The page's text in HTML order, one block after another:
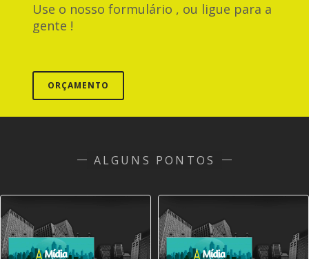
Use o nosso formulário , ou ligue para a
gente !
ORÇAMENTO
ALGUNS PONTOS